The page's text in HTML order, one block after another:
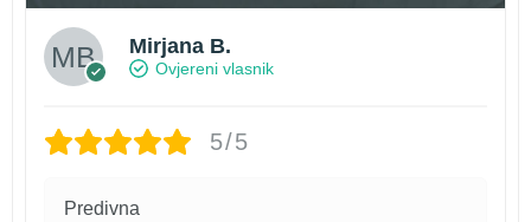
Mirjana B.
Ovjereni vlasnik
5/5
Predivna